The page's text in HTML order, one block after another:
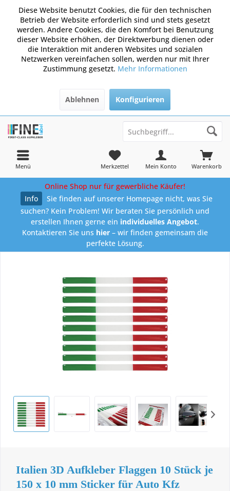
Diese Website benutzt Cookies, die für den technischen
Betrieb der Website erforderlich sind und stets gesetzt
werden. Andere Cookies, die den Komfort bei Benutzung
dieser Website erhöhen, der Direktwerbung dienen oder
die Interaktion mit anderen Websites und sozialen
Netzwerken vereinfachen sollen, werden nur mit Ihrer
Zustimmung gesetzt. Mehr Informationen
Ablehnen Konfigurieren
Warenkorb
Merkzettel Mein Konto
Menü
Online Shop nur für gewerbliche Käufer!
Info
Sie finden auf unserer Homepage nicht, was Sie
suchen? Kein Problem! Wir beraten Sie persönlich und
erstellen Ihnen gerne ein individuelles Angebot.
Kontaktieren Sie uns hier – wir finden gemeinsam die
perfekte Lösung.
Italien 3D Aufkleber Flaggen 10 Stück je
150 x 10 mm Sticker für Auto Kfz